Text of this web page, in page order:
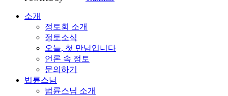
소개
정토회 소개
정토소식
오늘, 첫 만남입니다
언론 속 정토
문의하기
법륜스님
법륜스님 소개